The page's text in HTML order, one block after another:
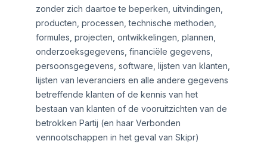
zonder zich daartoe te beperken, uitvindingen,
producten, processen, technische methoden,
formules, projecten, ontwikkelingen, plannen,
onderzoeksgegevens, financiële gegevens,
persoonsgegevens, software, lijsten van klanten,
lijsten van leveranciers en alle andere gegevens
betreffende klanten of de kennis van het
bestaan van klanten of de vooruitzichten van de
betrokken Partij (en haar Verbonden
vennootschappen in het geval van Skipr)